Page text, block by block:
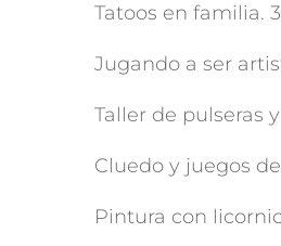
Tatoos en familia.
Jugando a ser
Taller de pulseras
Cluedo y juegos
Pintura con